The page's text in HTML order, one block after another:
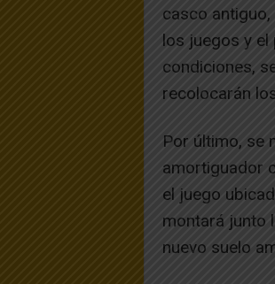
casco antiguo,
los juegos y el
condiciones,
recolocarán
Por último, se
amortiguador
el juego
montará junto
nuevo suelo